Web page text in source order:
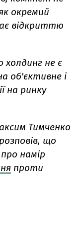
окремий
відкриттю
холдинг не є
об'єктивне і
на ринку
Тимченко
розповів, що
намір
проти